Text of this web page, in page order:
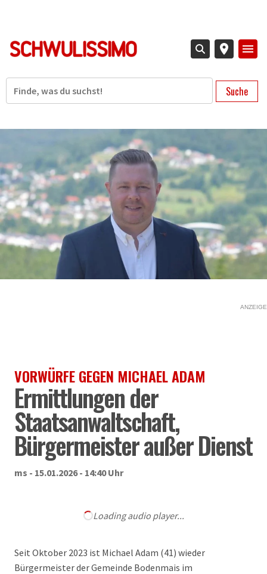
Suche
ANZEIGE
VORWÜRFE GEGEN MICHAEL ADAM
Ermittlungen der
Staatsanwaltschaft,
Bürgermeister außer Dienst
ms - 15.01.2026 - 14:40 Uhr
Loading audio player...
Seit Oktober 2023 ist Michael Adam (41) wieder
Bürgermeister der Gemeinde Bodenmais im